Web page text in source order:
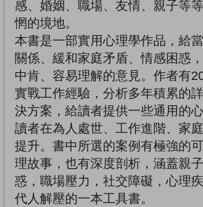
感、婚姻、職場、友情、親子等
惘的境地。
本書是一部實用心理學作品，給
關係、緩和家庭矛盾、情感困惑
中肯、容易理解的意見。作者有
實戰工作經驗，分析多年積累的
決方案，給讀者提供一些通用的
讀者在為人處世、工作進階、家
提升。書中所選的案例有極強的
理故事，也有深度剖析，涵蓋親
惑，職場壓力，社交障礙，心理
代人解壓的一本工具書。